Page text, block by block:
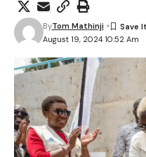
August 19, 2024 10:52 Am
ByTom Mathinji